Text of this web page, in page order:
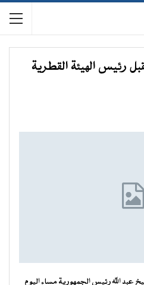
رئيس الهيئة القطرية
عبد الله رئيس الجمهورية مساء اليوم